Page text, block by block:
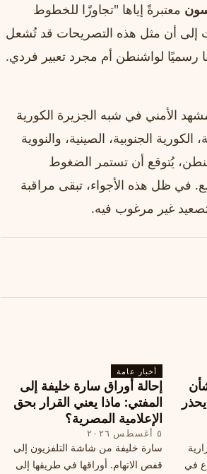
معتبرةً إياها "تجاوزًا للخطوط
إلى أن مثل هذه التصريحات قد تُشعل
رسميًا لواشنطن أم مجرد تعبير فردي.
الأمني في شبه الجزيرة الكورية
الجنوبية، الصينية، والنووية
يُتوقع أن تستمر الضغوط
في ظل هذه الأجواء، تبقى مراقبة
تصعيد غير مرغوب فيه.
في
أخبار عامة
إحالة أوراق سارة خليفة إلى
المفتي: ماذا يعني القرار بحق
الإعلامية المصرية؟
٥ أغسطس ٢٠٢٦
سارة خليفة من شاشة التلفزيون إلى
قفص الاتهام. أوراقها في طريقها إلى